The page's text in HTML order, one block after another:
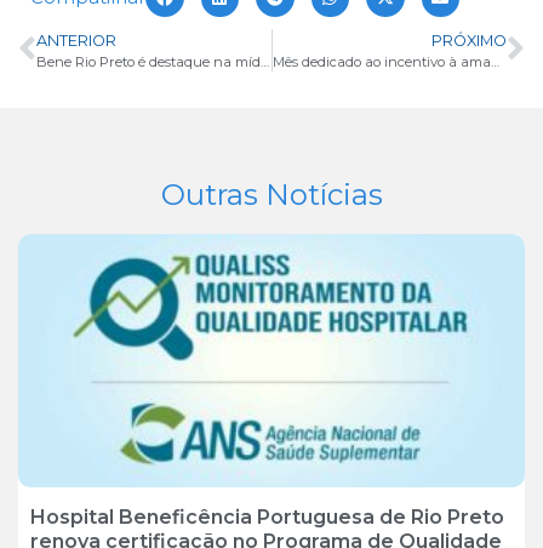
ANTERIOR PRÓXIMO
Outras Notícias
Hospital Beneficência Portuguesa de Rio Preto
renova certificação no Programa de Qualidade